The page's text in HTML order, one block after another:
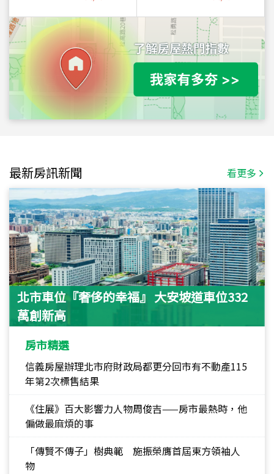
最新房訊新聞 看更多
北市車位『奢侈的幸福』 大安坡道車位332
萬創新高
房市精選
信義房屋辦理北市府財政局都更分回市有不動產115
年第2次標售結果
《住展》百大影響力人物周俊吉——房市最熱時，他
偏做最麻煩的事
「傳賢不傳子」樹典範 施振榮膺首屆東方領袖人
物